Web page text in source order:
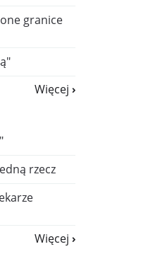
granice
Więcej
rzecz
Więcej